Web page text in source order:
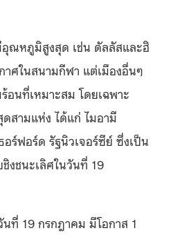
อุณหภูมิสูงสุด เช่น ดัลลัสและฮิ
าศในสนามกีฬา แต่เมืองอื่นๆ
อนที่เหมาะสม โดยเฉพาะ
สามแห่ง ได้แก่ ไมอามี
ร์ฟอร์ด รัฐนิวเจอร์ซีย์ ซึ่งเป็น
งชนะเลิศในวันที่ 19
ที่ 19 กรกฎาคม มีโอกาส 1